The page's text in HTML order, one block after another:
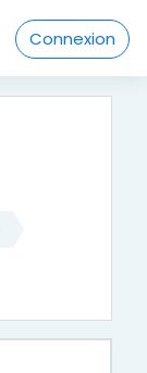
Connexion